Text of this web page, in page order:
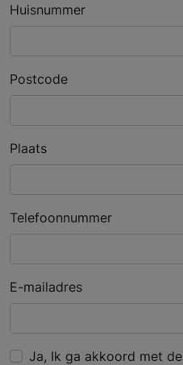
Huisnummer
Postcode
Plaats
Telefoonnummer
E-mailadres
Ja, Ik ga akkoord met de